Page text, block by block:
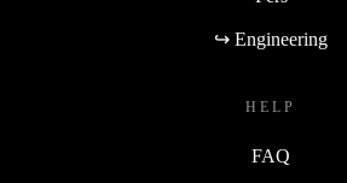
↪ Engineering
HELP
FAQ